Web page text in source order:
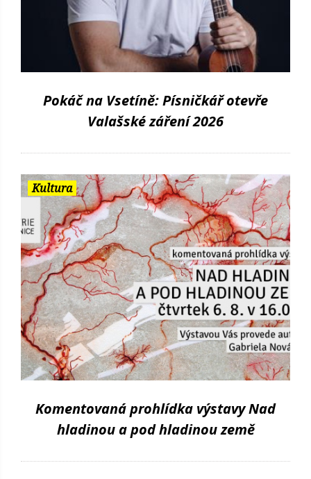
Pokáč na Vsetíně: Písničkář otevře
Valašské záření 2026
Kultura
Komentovaná prohlídka výstavy Nad
hladinou a pod hladinou země